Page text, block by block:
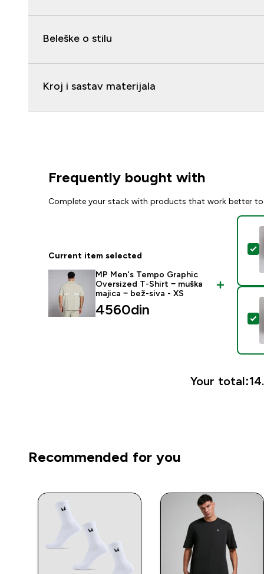
Beleške o stilu
Kroj i sastav materijala
Frequently bought with
Complete your stack with products that work better
Current item selected
MP Men's Tempo Graphic
Oversized T-Shirt − muška
majica − bež-siva - XS
4560din‎
Your total:
Recommended for you